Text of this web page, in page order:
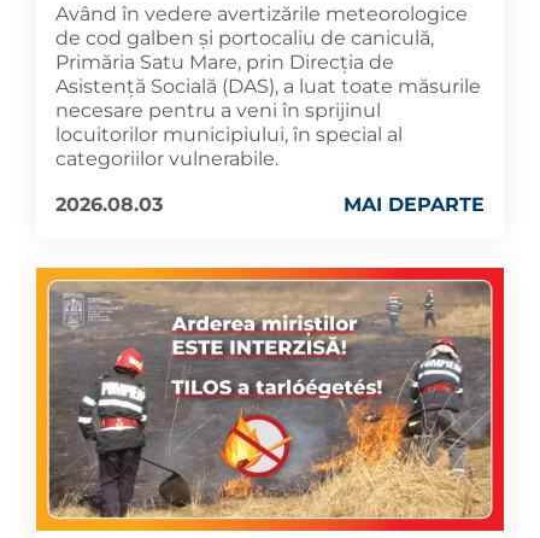
Având în vedere avertizările meteorologice
de cod galben și portocaliu de caniculă,
Primăria Satu Mare, prin Direcția de
Asistență Socială (DAS), a luat toate măsurile
necesare pentru a veni în sprijinul
locuitorilor municipiului, în special al
categoriilor vulnerabile.
2026.08.03
MAI DEPARTE